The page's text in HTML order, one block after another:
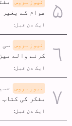
نیوز سروس
عوام کے
ایک دن قبل:
نیوز سروس
سی
کرنے والے
ایک دن قبل:
نیوز سروس
مفکر کی کتاب
ایک دن قبل: